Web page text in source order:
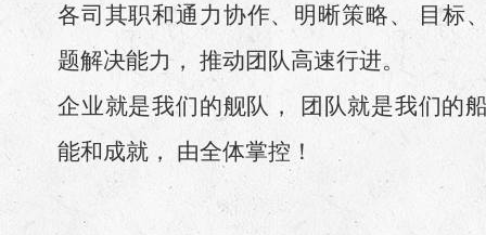
各司其职和通力协作、明晰策略、 目标
题解决能力， 推动团队高速行进。
企业就是我们的舰队， 团队就是我们的
能和成就， 由全体掌控！